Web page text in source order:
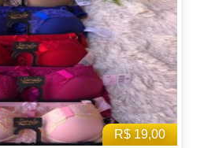
R$ 19,00